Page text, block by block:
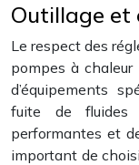
Outillage et
Le respect des
pompes à chaleur
d’équipements
fuite de fluides
performantes et
important de